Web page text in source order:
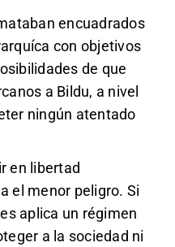
encuadrados
con objetivos
de que
a Bildu, a nivel
ningún atentado
en libertad
el menor peligro. Si
aplica un régimen
a la sociedad ni